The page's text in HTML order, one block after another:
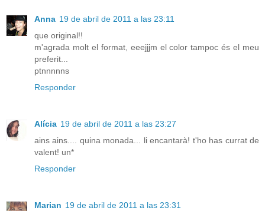
Anna 19 de abril de 2011 a las 23:11
que original!!
m'agrada molt el format, eeejjjm el color tampoc és el meu
preferit...
ptnnnnns
Responder
Alícia 19 de abril de 2011 a las 23:27
ains ains.... quina monada... li encantarà! t'ho has currat de
valent! un*
Responder
Marian 19 de abril de 2011 a las 23:31